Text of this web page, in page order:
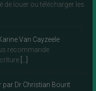
de louer ou télécharger les
Van Cayzeele
recommande
par Dr Christian Bourit